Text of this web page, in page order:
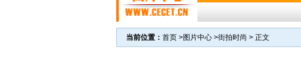
当前位置： 首页 >图片中心 >街拍时尚 > 正文